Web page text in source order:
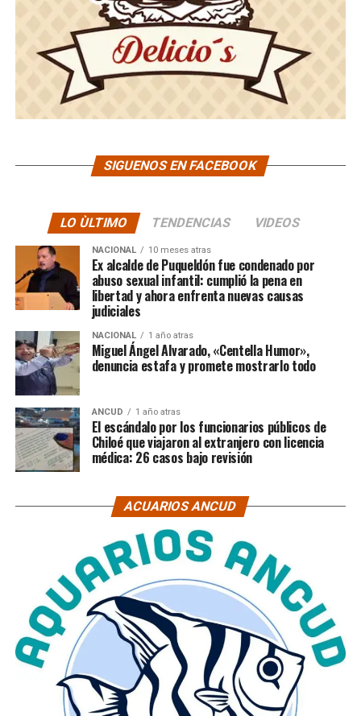
SIGUENOS EN FACEBOOK
LO ÙLTIMO TENDENCIAS VIDEOS
NACIONAL 10 meses atras
Ex alcalde de Puqueldón fue condenado por
abuso sexual infantil: cumplió la pena en
libertad y ahora enfrenta nuevas causas
judiciales
NACIONAL 1 año atras
Miguel Ángel Alvarado, «Centella Humor»,
denuncia estafa y promete mostrarlo todo
ANCUD 1 año atras
El escándalo por los funcionarios públicos de
Chiloé que viajaron al extranjero con licencia
médica: 26 casos bajo revisión
ACUARIOS ANCUD